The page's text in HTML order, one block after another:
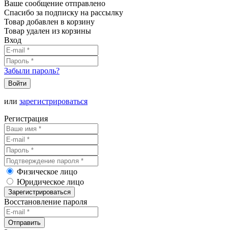
Ваше сообщение отправлено
Спасибо за подписку на рассылку
Товар добавлен в корзину
Товар удален из корзины
Вход
Забыли пароль?
Войти
или зарегистрироваться
Регистрация
Физическое лицо
Юридическое лицо
Зарегистрироваться
Восстановление пароля
Отправить